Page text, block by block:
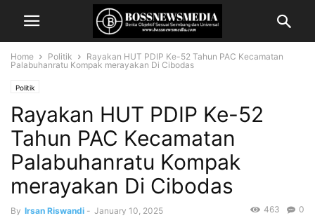
Home Politik
Rayakan HUT PDIP Ke-52 Tahun PAC Kecamatan
Palabuhanratu Kompak merayakan Di Cibodas
Politik
Rayakan HUT PDIP Ke-52
Tahun PAC Kecamatan
Palabuhanratu Kompak
merayakan Di Cibodas
By Irsan Riswandi - January 10, 2025 0
463